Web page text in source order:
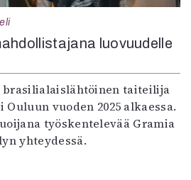
luovuudelle
taiteilija
vuoden 2025 alkaessa.
työskentelevää Gramia
yhteydessä.